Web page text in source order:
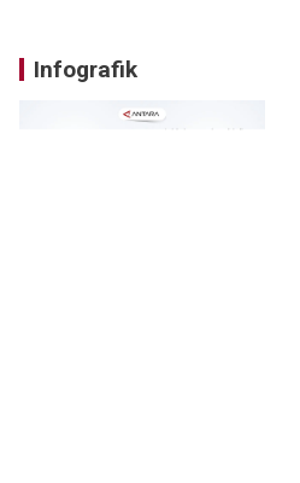
Infografik